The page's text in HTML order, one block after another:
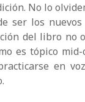
No lo
ser los nuevos
del libro no
es tópico
en